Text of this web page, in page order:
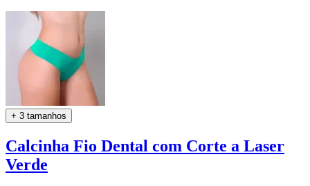
+ 3 tamanhos
Calcinha Fio Dental com Corte a Laser
Verde